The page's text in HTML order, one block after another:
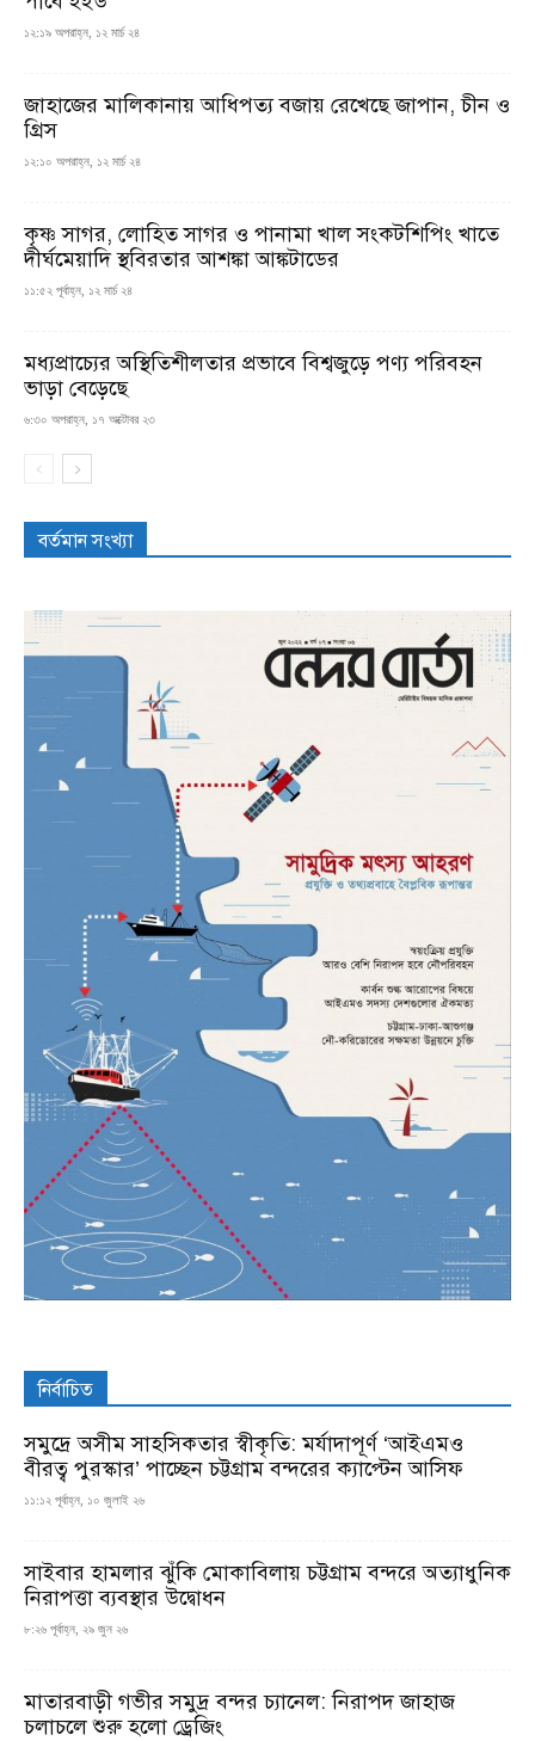
১২:১৯ অপরাহ্ন, ১২ মার্চ ২৪
জাহাজের মালিকানায় আধিপত্য বজায় রেখেছে জাপান, চীন ও
গ্রিস
১২:১০ অপরাহ্ন, ১২ মার্চ ২৪
কৃষ্ণ সাগর, লোহিত সাগর ও পানামা খাল সংকটশিপিং খাতে
দীর্ঘমেয়াদি স্থবিরতার আশঙ্কা আঙ্কটাডের
১১:৫২ পূর্বাহ্ন, ১২ মার্চ ২৪
মধ্যপ্রাচ্যের অস্থিতিশীলতার প্রভাবে বিশ্বজুড়ে পণ্য পরিবহন
ভাড়া বেড়েছে
৬:৩০ অপরাহ্ন, ১৭ অক্টোবর ২৩
বর্তমান সংখ্যা
নির্বাচিত
সমুদ্রে অসীম সাহসিকতার স্বীকৃতি: মর্যাদাপূর্ণ ‘আইএমও
বীরত্ব পুরস্কার’ পাচ্ছেন চট্টগ্রাম বন্দরের ক্যাপ্টেন আসিফ
১১:১২ পূর্বাহ্ন, ১০ জুলাই ২৬
সাইবার হামলার ঝুঁকি মোকাবিলায় চট্টগ্রাম বন্দরে অত্যাধুনিক
নিরাপত্তা ব্যবস্থার উদ্বোধন
৮:২৬ পূর্বাহ্ন, ২৯ জুন ২৬
মাতারবাড়ী গভীর সমুদ্র বন্দর চ্যানেল: নিরাপদ জাহাজ
চলাচলে শুরু হলো ড্রেজিং